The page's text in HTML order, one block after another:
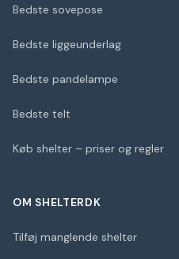
Bedste sovepose
Bedste liggeunderlag
Bedste pandelampe
Bedste telt
Køb shelter – priser og regler
OM SHELTERDK
Tilføj manglende shelter